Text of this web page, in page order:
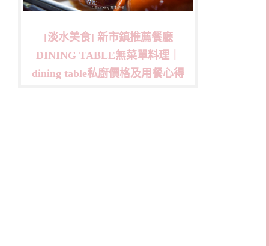
[淡水美食] 新市鎮推薦餐廳
DINING TABLE無菜單料理｜
dining table私廚價格及用餐心得